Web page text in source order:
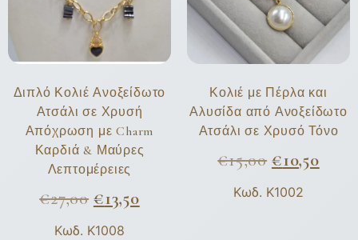
Διπλό Κολιέ Ανοξείδωτο
Ατσάλι σε Χρυσή
Απόχρωση με Charm
Καρδιά & Μαύρες
Λεπτομέρειες
€27,00 €13,50
Κωδ. K1008
Κολιέ με Πέρλα και
Αλυσίδα από Ανοξείδωτο
Ατσάλι σε Χρυσό Τόνο
€15,00 €10,50
Κωδ. K1002